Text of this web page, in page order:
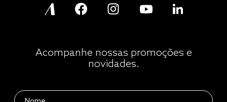
Acompanhe nossas promoções e
novidades.